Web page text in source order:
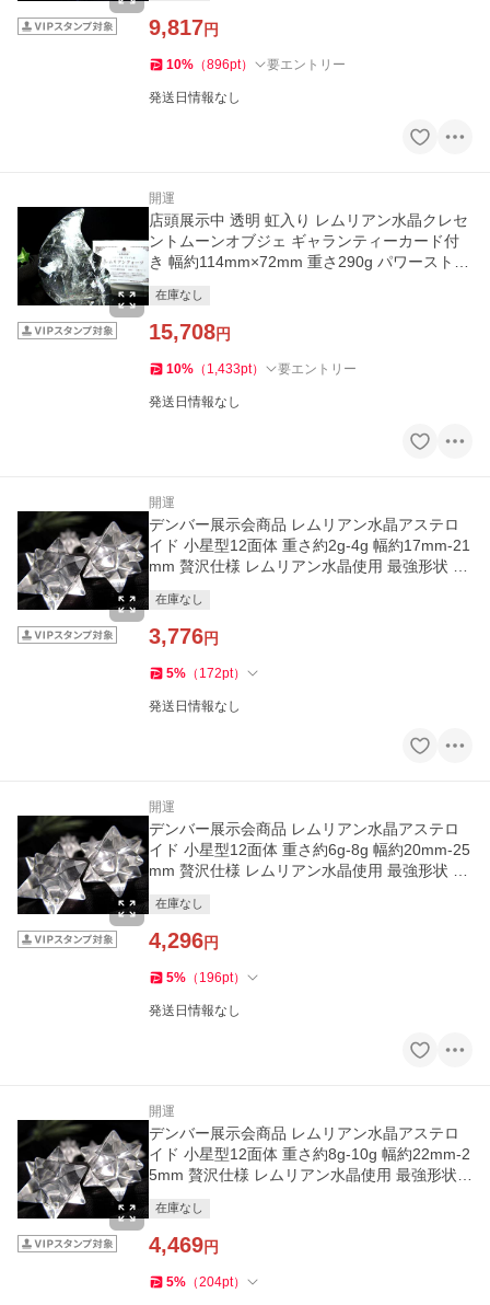
9,817円
10% （896pt） 要エントリー
発送日情報なし
開運
店頭展示中 透明 虹入り レムリアン水晶クレセ
ントムーンオブジェ ギャランティーカード付
き 幅約114mm×72mm 重さ290g パワーストー
在庫なし
15,708円
10% （ 1,433pt） 要エントリー
発送日情報なし
開運
デンバー展示会商品 レムリアン水晶アステロ
イド 小星型12面体 重さ約2g-4g 幅約17mm-21
mm 贅沢仕様 レムリアン水晶使用 最強形状 ギ
在庫なし
3,776円
5% （ 172pt）
発送日情報なし
開運
デンバー展示会商品 レムリアン水晶アステロ
イド 小星型12面体 重さ約6g-8g 幅約20mm-25
mm 贅沢仕様 レムリアン水晶使用 最強形状 ギ
在庫なし
4,296円
5% （ 196pt）
発送日情報なし
開運
デンバー展示会商品 レムリアン水晶アステロ
イド 小星型12面体 重さ約8g-10g 幅約22mm-2
5mm 贅沢仕様 レムリアン水晶使用 最強形状
在庫なし
4,469円
5% （204pt）